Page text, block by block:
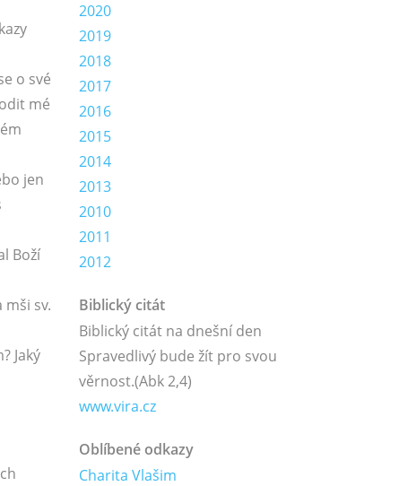
o své
mé
jen
Boží
sv.
Jaký
2020
2019
2018
2017
2016
2015
2014
2013
2010
2011
2012
Biblický citát
Biblický citát na dnešní den
Spravedlivý bude žít pro svou
věrnost.(Abk 2,4)
www.vira.cz
Oblíbené odkazy
Charita Vlašim